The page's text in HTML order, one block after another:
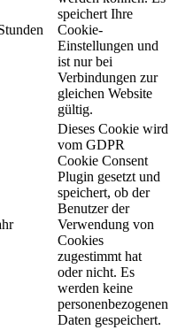
speichert Ihre
Cookie-
Einstellungen und
ist nur bei
Verbindungen zur
gleichen Website
gültig.
Dieses Cookie wird
vom GDPR
Cookie Consent
Plugin gesetzt und
speichert, ob der
Benutzer der
Verwendung von
Cookies
zugestimmt hat
oder nicht. Es
werden keine
personenbezogenen
Daten gespeichert.